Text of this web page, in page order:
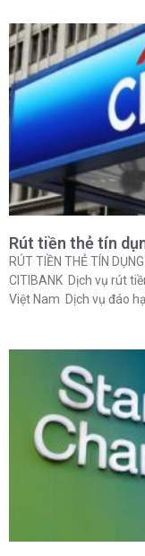
Rút tiền thẻ tín
RÚT TIỀN THẺ TÍN
CITIBANK Dịch vụ rút
Việt Nam Dịch vụ đáo